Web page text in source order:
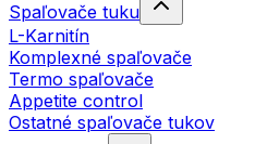
Spaľovače tuku
L-Karnitín
Komplexné spaľovače
Termo spaľovače
Appetite control
Ostatné spaľovače tukov